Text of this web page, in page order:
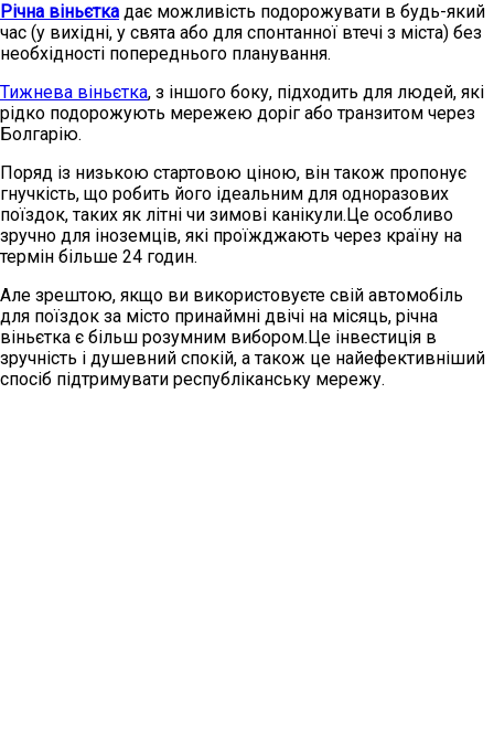
Річна віньєтка дає можливість подорожувати в будь-який
час (у вихідні, у свята або для спонтанної втечі з міста) без
необхідності попереднього планування.
Тижнева віньєтка, з іншого боку, підходить для людей, які
рідко подорожують мережею доріг або транзитом через
Болгарію.
Поряд із низькою стартовою ціною, він також пропонує
гнучкість, що робить його ідеальним для одноразових
поїздок, таких як літні чи зимові канікули.Це особливо
зручно для іноземців, які проїжджають через країну на
термін більше 24 годин.
Але зрештою, якщо ви використовуєте свій автомобіль
для поїздок за місто принаймні двічі на місяць, річна
віньєтка є більш розумним вибором.Це інвестиція в
зручність і душевний спокій, а також це найефективніший
спосіб підтримувати республіканську мережу.